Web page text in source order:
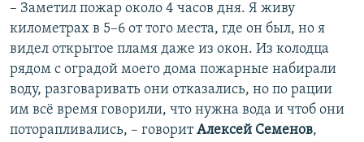
– Заметил пожар около 4 часов дня. Я живу
километрах в 5–6 от того места, где он был, но я
видел открытое пламя даже из окон. Из колодца
рядом с оградой моего дома пожарные набирали
воду, разговаривать они отказались, но по рации
им всё время говорили, что нужна вода и чтоб они
поторапливались, – говоритАлексей Семенов,